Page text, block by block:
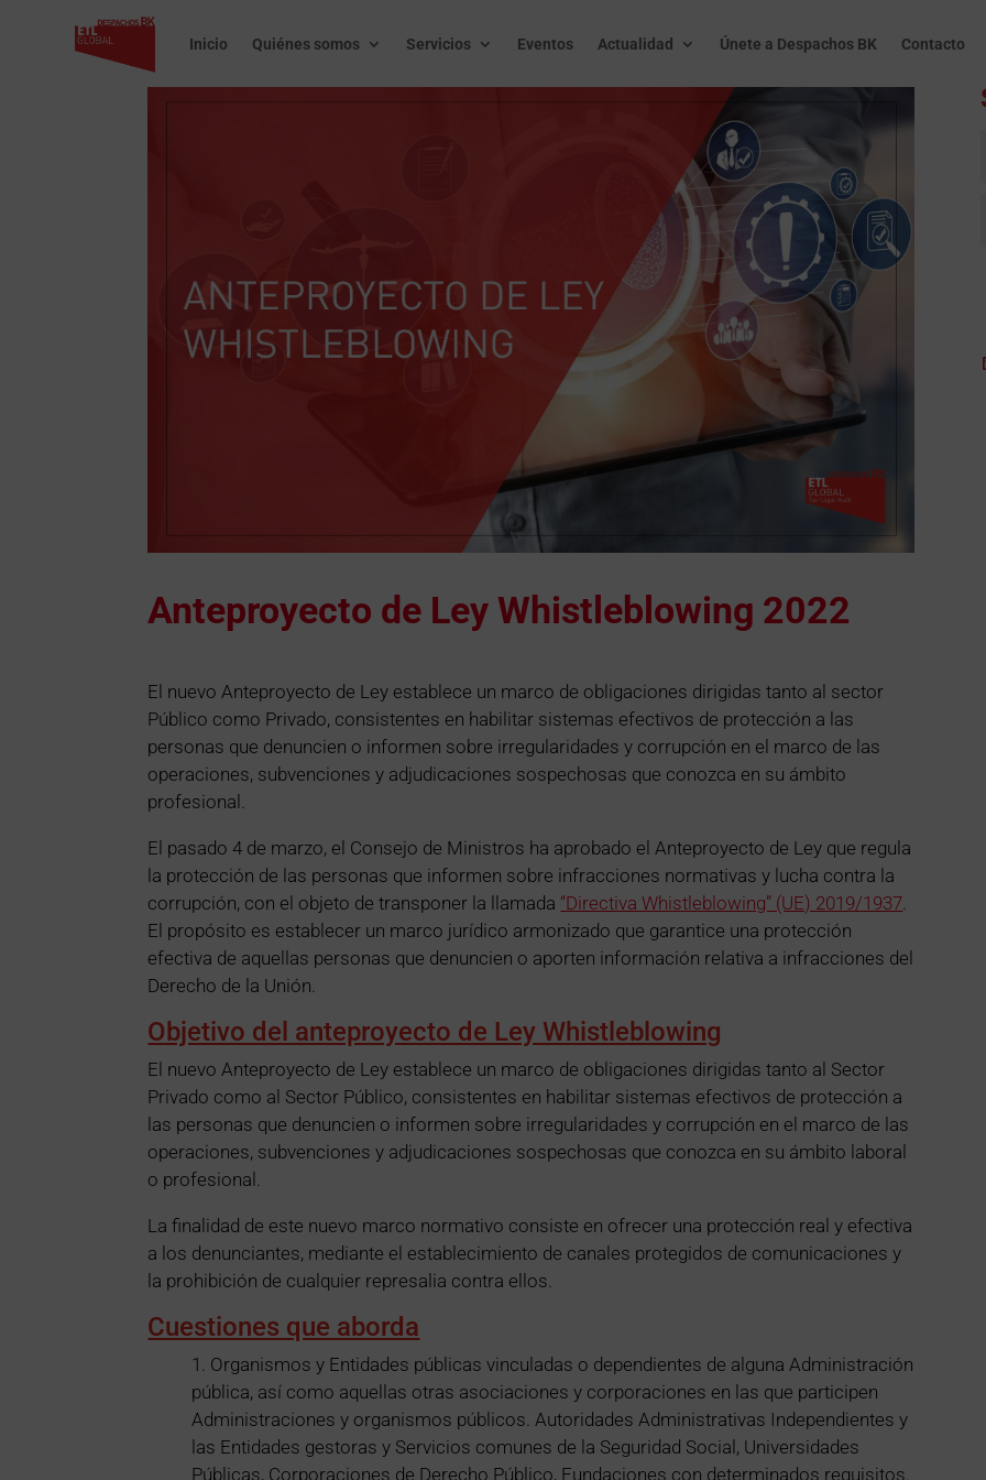
Inicio Quiénes somos Servicios Eventos Actualidad Únete a Despachos BK Contacto
Anteproyecto de Ley Whistleblowing 2022
El nuevo Anteproyecto de Ley establece un marco de obligaciones dirigidas tanto al sector
Público como Privado, consistentes en habilitar sistemas efectivos de protección a las
personas que denuncien o informen sobre irregularidades y corrupción en el marco de las
operaciones, subvenciones y adjudicaciones sospechosas que conozca en su ámbito
profesional.
El pasado 4 de marzo, el Consejo de Ministros ha aprobado el Anteproyecto de Ley que regula
la protección de las personas que informen sobre infracciones normativas y lucha contra la
corrupción, con el objeto de transponer la llamada “Directiva Whistleblowing” (UE) 2019/1937
El propósito es establecer un marco jurídico armonizado que garantice una protección
efectiva de aquellas personas que denuncien o aporten información relativa a infracciones del
Derecho de la Unión.
Objetivo del anteproyecto de Ley Whistleblowing
El nuevo Anteproyecto de Ley establece un marco de obligaciones dirigidas tanto al Sector
Privado como al Sector Público, consistentes en habilitar sistemas efectivos de protección a
las personas que denuncien o informen sobre irregularidades y corrupción en el marco de las
operaciones, subvenciones y adjudicaciones sospechosas que conozca en su ámbito laboral
o profesional.
La finalidad de este nuevo marco normativo consiste en ofrecer una protección real y efectiva
a los denunciantes, mediante el establecimiento de canales protegidos de comunicaciones y
la prohibición de cualquier represalia contra ellos.
Cuestiones que aborda
1. Organismos y Entidades públicas vinculadas o dependientes de alguna Administración
pública, así como aquellas otras asociaciones y corporaciones en las que participen
Administraciones y organismos públicos. Autoridades Administrativas Independientes y
las Entidades gestoras y Servicios comunes de la Seguridad Social, Universidades
Públicas, Corporaciones de Derecho Público, Fundaciones con determinados requisitos.